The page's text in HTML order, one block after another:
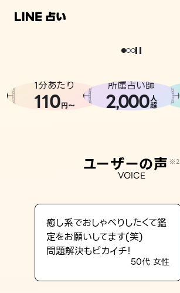
相談事例
占い記事
LINE占いを開く
どうせなら
。
1分あたり
110円〜
所属占い師
2,000人
超
ユーザーの声 ※2
VOICE
癒し系でおしゃべりしたくて鑑
定をお願いしてます(笑)
問題解決もピカイチ！
50代 女性